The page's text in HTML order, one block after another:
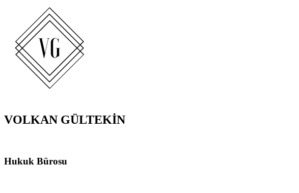
VOLKAN GÜLTEKİN
Hukuk Bürosu